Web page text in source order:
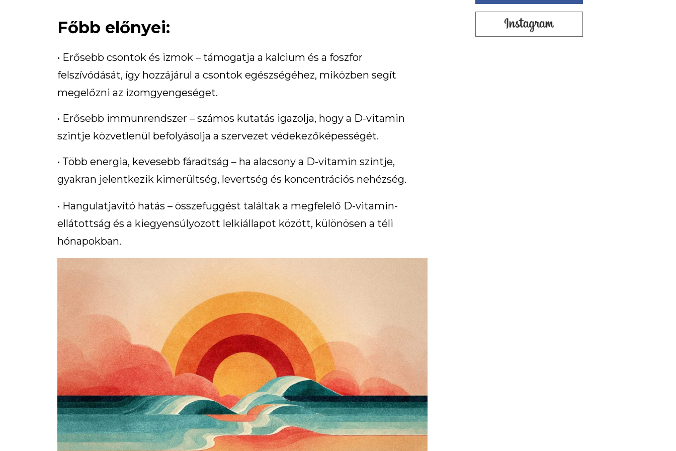
Főbb előnyei:
• Erősebb csontok és izmok – támogatja a kalcium és a foszfor
felszívódását, így hozzájárul a csontok egészségéhez, miközben segít
megelőzni az izomgyengeséget.
• Erősebb immunrendszer – számos kutatás igazolja, hogy a D-vitamin
szintje közvetlenül befolyásolja a szervezet védekezőképességét.
• Több energia, kevesebb fáradtság – ha alacsony a D-vitamin szintje,
gyakran jelentkezik kimerültség, levertség és koncentrációs nehézség.
• Hangulatjavító hatás – összefüggést találtak a megfelelő D-vitamin-
ellátottság és a kiegyensúlyozott lelkiállapot között, különösen a téli
hónapokban.